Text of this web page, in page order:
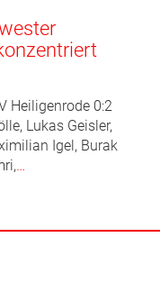
Heiligenrode 0:2
Lukas Geisler,
Igel, Burak
…